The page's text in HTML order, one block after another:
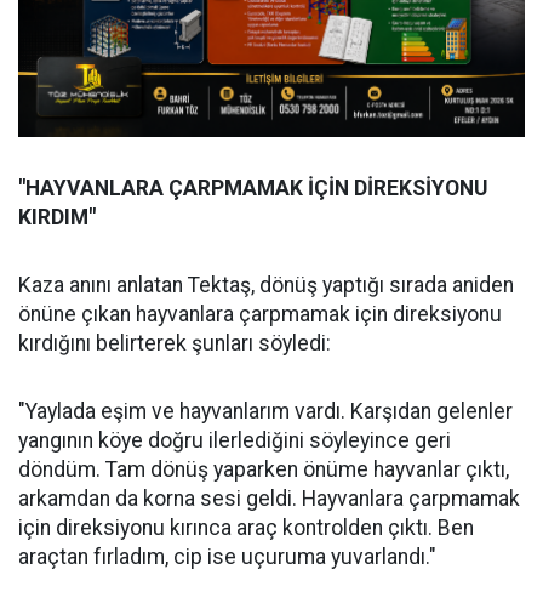
"HAYVANLARA ÇARPMAMAK İÇİN DİREKSİYONU
KIRDIM"
Kaza anını anlatan Tektaş, dönüş yaptığı sırada aniden
önüne çıkan hayvanlara çarpmamak için direksiyonu
kırdığını belirterek şunları söyledi:
"Yaylada eşim ve hayvanlarım vardı. Karşıdan gelenler
yangının köye doğru ilerlediğini söyleyince geri
döndüm. Tam dönüş yaparken önüme hayvanlar çıktı,
arkamdan da korna sesi geldi. Hayvanlara çarpmamak
için direksiyonu kırınca araç kontrolden çıktı. Ben
araçtan fırladım, cip ise uçuruma yuvarlandı."